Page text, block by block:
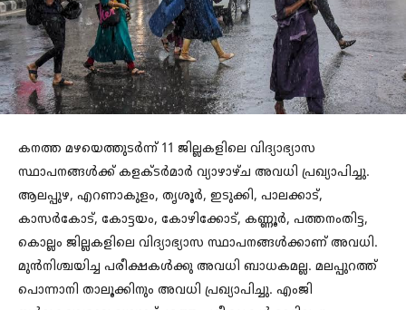
കനത്ത മഴയെത്തുടർന്ന് 11 ജില്ലകളിലെ വിദ്യാഭ്യാസ
സ്ഥാപനങ്ങൾക്ക് കളക്ടർമാർ വ്യാഴാഴ്ച അവധി പ്രഖ്യാപിച്ചു.
ആലപ്പുഴ, എറണാകുളം, തൃശൂർ, ഇടുക്കി, പാലക്കാട്,
കാസർകോട്, കോട്ടയം, കോഴിക്കോട്, കണ്ണൂർ, പത്തനംതിട്ട,
കൊല്ലം ജില്ലകളിലെ വിദ്യാഭ്യാസ സ്ഥാപനങ്ങൾക്കാണ് അവധി.
മുന്‍നിശ്ചയിച്ച പരീക്ഷകൾക്കു അവധി ബാധകമല്ല. മലപ്പുറത്ത്
പൊന്നാനി താലൂക്കിനും അവധി പ്രഖ്യാപിച്ചു. എംജി